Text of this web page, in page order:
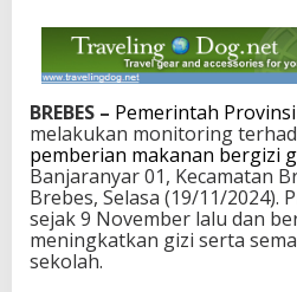
BREBES – Pemerintah
melakukan monitoring
pemberian makanan bergizi
Banjaranyar 01, Kecamatan
Brebes, Selasa (19/11/2024).
sejak 9 November lalu dan
meningkatkan gizi serta
sekolah.